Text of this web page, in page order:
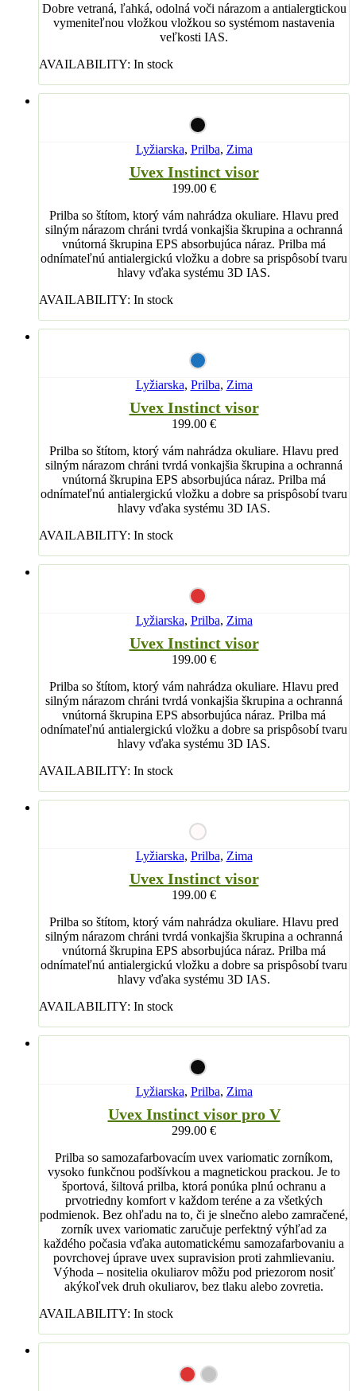
Dobre vetraná, ľahká, odolná voči nárazom a antialergtickou
vymeniteľnou vložkou vložkou so systémom nastavenia
veľkosti IAS.
AVAILABILITY: In stock
Lyžiarska, Prilba, Zima
Uvex Instinct visor
199.00 €
Prilba so štítom, ktorý vám nahrádza okuliare. Hlavu pred
silným nárazom chráni tvrdá vonkajšia škrupina a ochranná
vnútorná škrupina EPS absorbujúca náraz. Prilba má
odnímateľnú antialergickú vložku a dobre sa prispôsobí tvaru
hlavy vďaka systému 3D IAS.
AVAILABILITY: In stock
Lyžiarska, Prilba, Zima
Uvex Instinct visor
199.00 €
Prilba so štítom, ktorý vám nahrádza okuliare. Hlavu pred
silným nárazom chráni tvrdá vonkajšia škrupina a ochranná
vnútorná škrupina EPS absorbujúca náraz. Prilba má
odnímateľnú antialergickú vložku a dobre sa prispôsobí tvaru
hlavy vďaka systému 3D IAS.
AVAILABILITY: In stock
Lyžiarska, Prilba, Zima
Uvex Instinct visor
199.00 €
Prilba so štítom, ktorý vám nahrádza okuliare. Hlavu pred
silným nárazom chráni tvrdá vonkajšia škrupina a ochranná
vnútorná škrupina EPS absorbujúca náraz. Prilba má
odnímateľnú antialergickú vložku a dobre sa prispôsobí tvaru
hlavy vďaka systému 3D IAS.
AVAILABILITY: In stock
Lyžiarska, Prilba, Zima
Uvex Instinct visor
199.00 €
Prilba so štítom, ktorý vám nahrádza okuliare. Hlavu pred
silným nárazom chráni tvrdá vonkajšia škrupina a ochranná
vnútorná škrupina EPS absorbujúca náraz. Prilba má
odnímateľnú antialergickú vložku a dobre sa prispôsobí tvaru
hlavy vďaka systému 3D IAS.
AVAILABILITY: In stock
Lyžiarska, Prilba, Zima
Uvex Instinct visor pro V
299.00 €
Prilba so samozafarbovacím uvex variomatic zorníkom,
vysoko funkčnou podšívkou a magnetickou prackou. Je to
športová, šiltová prilba, ktorá ponúka plnú ochranu a
prvotriedny komfort v každom teréne a za všetkých
podmienok. Bez ohľadu na to, či je slnečno alebo zamračené,
zorník uvex variomatic zaručuje perfektný výhľad za
každého počasia vďaka automatickému samozafarbovaniu a
povrchovej úprave uvex supravision proti zahmlievaniu.
Výhoda – nositelia okuliarov môžu pod priezorom nosiť
akýkoľvek druh okuliarov, bez tlaku alebo zovretia.
AVAILABILITY: In stock